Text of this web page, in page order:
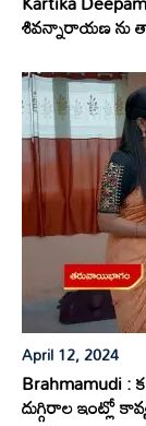
శివన్నారాయణ ను
April 12, 2024
Brahmamudi
దుగ్గిరాల ఇంట్లో